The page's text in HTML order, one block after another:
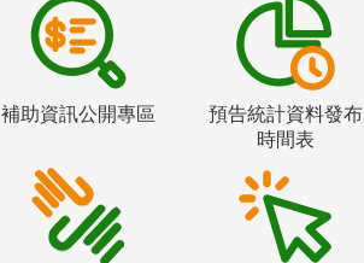
補助資訊公開專區
預告統計資料發布
時間表